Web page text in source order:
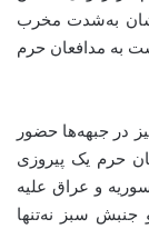
به‌شدت مخرب
به مدافعان حرم
در جبهه‌ها حضور
حرم یک پیروزی
در سوریه و عراق علیه
جنبش سبز نه‌تنها